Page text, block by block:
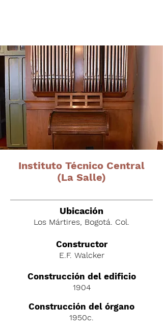
Instituto Técnico Central
(La Salle)
Ubicación
Los Mártires, Bogotá. Col.
Constructor
E.F. Walcker
Construcción del edificio
1904
Construcción del órgano
1950c.